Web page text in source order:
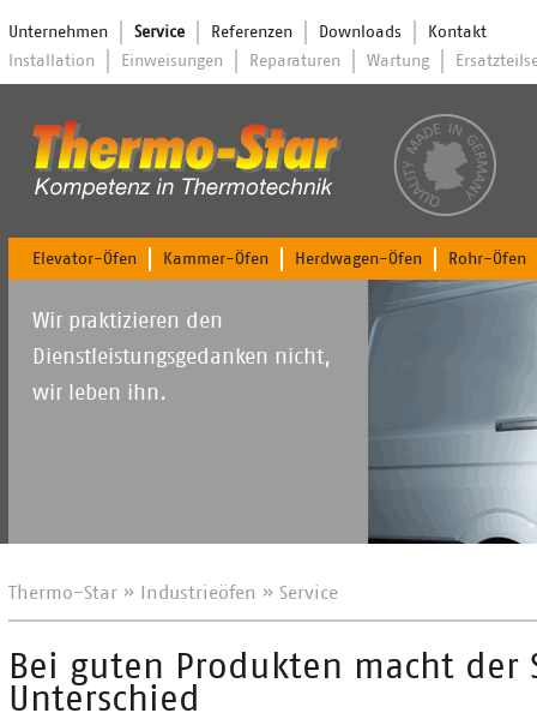
Navigation
überspringen
Unternehmen Service Referenzen Downloads
Kontakt
Navigation
überspringen
Installation Einweisungen Reparaturen Wartung
Navigation
Elevator-Öfen Kammer-Öfen Herdwagen-Öfen Rohr-Öfen
Wir praktizieren den
Dienstleistungsgedanken nicht,
wir leben ihn.
Thermo-Star » Industrieöfen » Service
Bei guten Produkten macht der
Unterschied